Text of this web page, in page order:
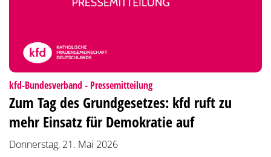
kfd-Bundesverband - Pressemitteilung:
Zum Tag des Grundgesetzes: kfd ruft zu
mehr Einsatz für Demokratie auf
Donnerstag, 21. Mai 2026